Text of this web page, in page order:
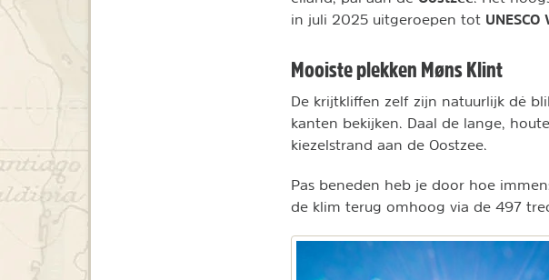
in juli 2025 uitgeroepen tot
Mooiste plekken Møns Klint
De krijtkliffen zelf zijn natuurlijk dé
kanten bekijken. Daal de lange,
kiezelstrand aan de Oostzee.
Pas beneden heb je door hoe
de klim terug omhoog via de 497